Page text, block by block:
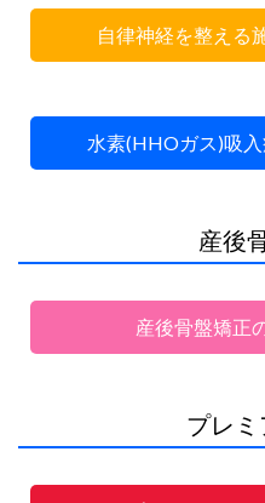
自律神経を整える
水素(HHOガス)吸
産後
産後骨盤矯正
プレ